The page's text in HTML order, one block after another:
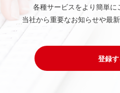
各種サービスをより簡単に
当社から重要なお知らせや最
登録